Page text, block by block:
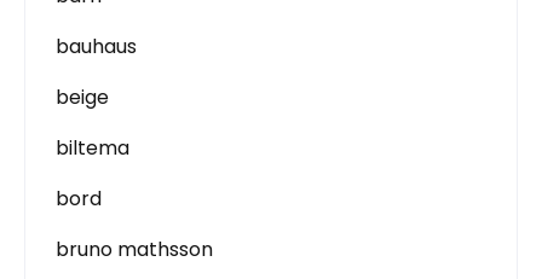
bauhaus
beige
biltema
bord
bruno mathsson